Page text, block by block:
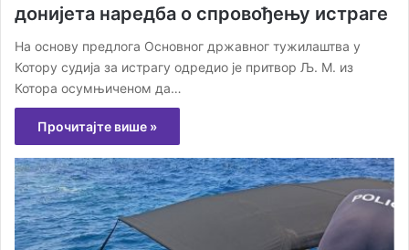
донијета наредба о спровођењу истраге
На основу предлога Основног државног тужилаштва у
Котору судија за истрагу одредио је притвор Љ. М. из
Котора осумњиченом да…
Прочитајте више »